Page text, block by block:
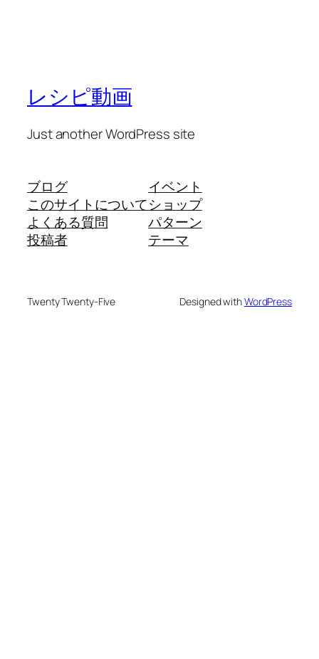
レシピ動画
Just another WordPress site
ブログ
このサイトについて
よくある質問
投稿者
イベント
ショップ
パターン
テーマ
Twenty Twenty-Five Designed withWordPress